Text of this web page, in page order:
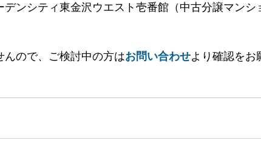
ンシティ東金沢ウエスト壱番館（中古分譲マンシ
んので、ご検討中の方はお問い合わせより確認をお